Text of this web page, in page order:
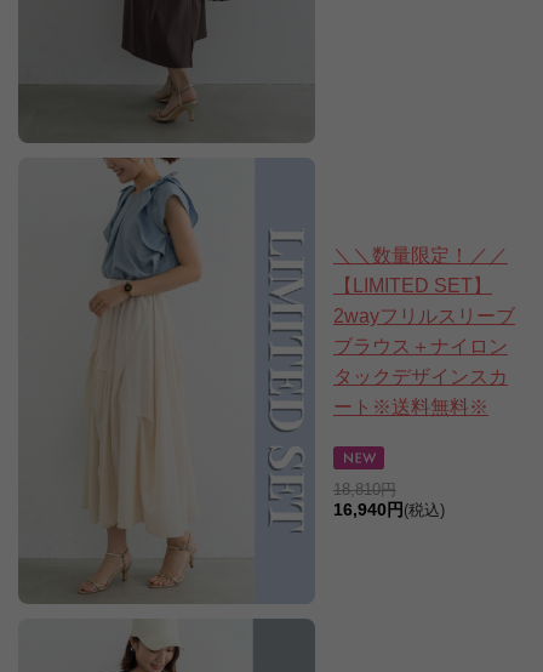
＼＼数量限定！／／
【LIMITED SET】
2wayフリルスリーブ
ブラウス＋ナイロン
タックデザインスカ
ート※送料無料※
18,810円
16,940円 (税込)